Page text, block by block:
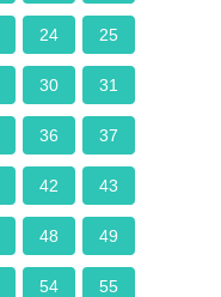
24 25
30 31
36 37
42 43
48 49
54 55